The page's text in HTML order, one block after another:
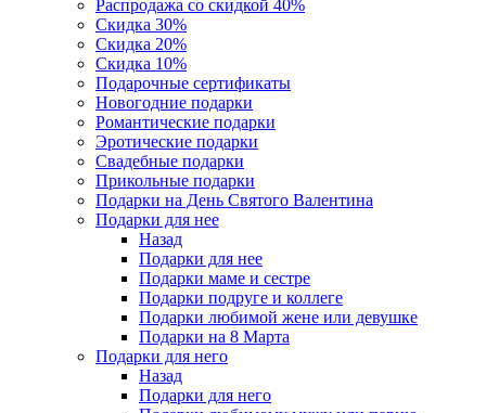
Распродажа со скидкой 40%
Скидка 30%
Скидка 20%
Скидка 10%
Подарочные сертификаты
Новогодние подарки
Романтические подарки
Эротические подарки
Свадебные подарки
Прикольные подарки
Подарки на День Святого Валентина
Подарки для нее
Назад
Подарки для нее
Подарки маме и сестре
Подарки подруге и коллеге
Подарки любимой жене или девушке
Подарки на 8 Марта
Подарки для него
Назад
Подарки для него